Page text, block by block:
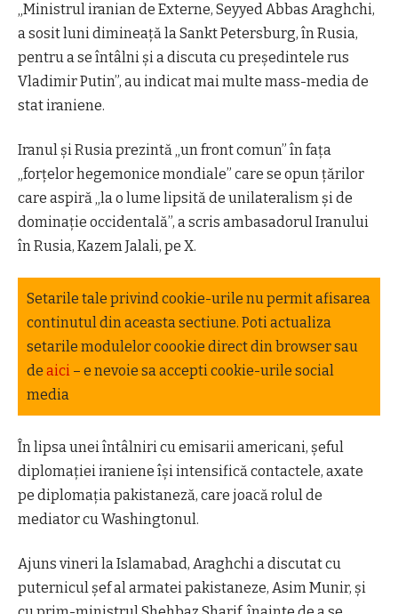
„Ministrul iranian de Externe, Seyyed Abbas Araghchi,
a sosit luni dimineață la Sankt Petersburg, în Rusia,
pentru a se întâlni și a discuta cu președintele rus
Vladimir Putin”, au indicat mai multe mass-media de
stat iraniene.
Iranul și Rusia prezintă „un front comun” în fața
„forțelor hegemonice mondiale” care se opun țărilor
care aspiră „la o lume lipsită de unilateralism și de
dominație occidentală”, a scris ambasadorul Iranului
în Rusia, Kazem Jalali, pe X.
Setarile tale privind cookie-urile nu permit afisarea
continutul din aceasta sectiune. Poti actualiza
setarile modulelor coookie direct din browser sau
de aici – e nevoie sa accepti cookie-urile social
media
În lipsa unei întâlniri cu emisarii americani, șeful
diplomației iraniene își intensifică contactele, axate
pe diplomația pakistaneză, care joacă rolul de
mediator cu Washingtonul.
Ajuns vineri la Islamabad, Araghchi a discutat cu
puternicul șef al armatei pakistaneze, Asim Munir, și